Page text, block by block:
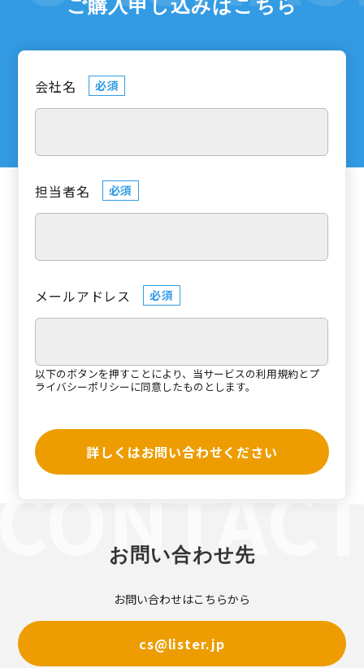
会社名 必須
担当者名 必須
メールアドレス 必須
以下のボタンを押すことにより、当サービスの利用規約と プ
ライバシーポリシーに同意したものとします。
詳しくはお問い合わせください
お問い合わせ先
お問い合わせはこちらから
cs@lister.jp